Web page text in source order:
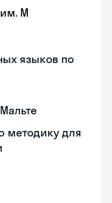
им. М
языков по
методику для